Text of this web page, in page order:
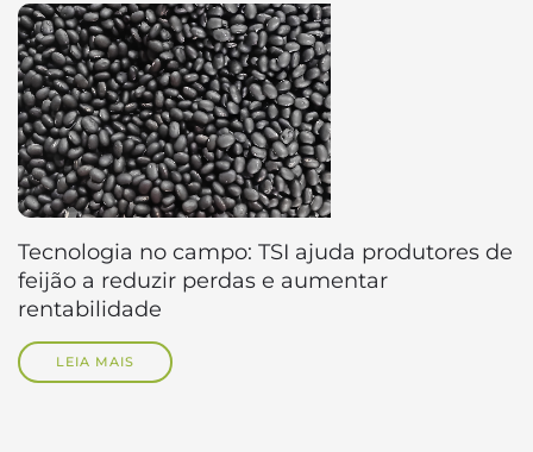
Tecnologia no campo: TSI ajuda produtores de
feijão a reduzir perdas e aumentar
rentabilidade
LEIA MAIS